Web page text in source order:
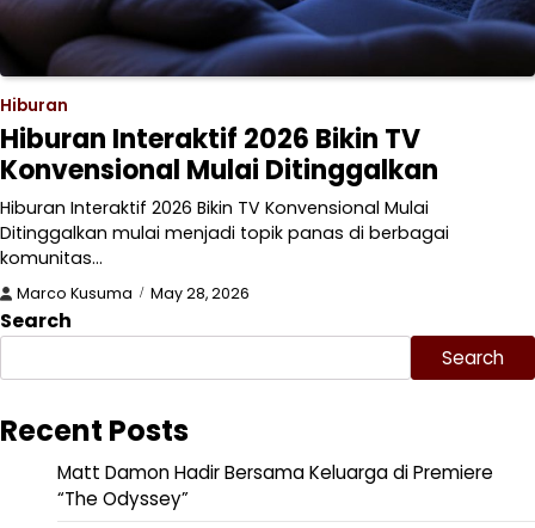
Hiburan
Hiburan Interaktif 2026 Bikin TV
Konvensional Mulai Ditinggalkan
Hiburan Interaktif 2026 Bikin TV Konvensional Mulai
Ditinggalkan mulai menjadi topik panas di berbagai
komunitas…
Marco Kusuma May 28, 2026
Search
Search
Recent Posts
Matt Damon Hadir Bersama Keluarga di Premiere
“The Odyssey”